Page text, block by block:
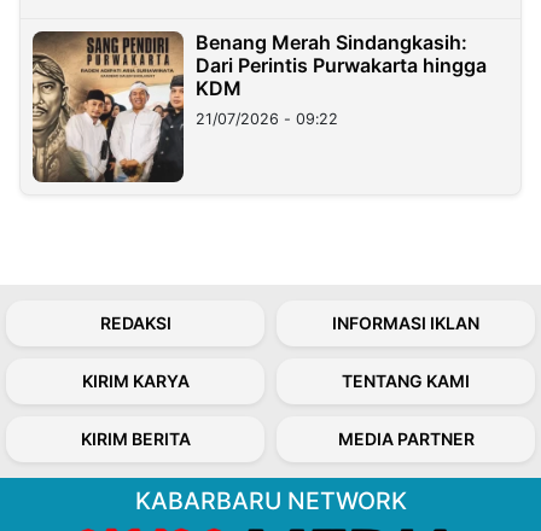
Benang Merah Sindangkasih:
Dari Perintis Purwakarta hingga
KDM
21/07/2026 - 09:22
REDAKSI INFORMASI IKLAN
KIRIM KARYA TENTANG KAMI
KIRIM BERITA MEDIA PARTNER
KABARBARU NETWORK